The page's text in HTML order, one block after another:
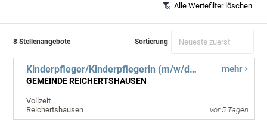
Alle Wertefilter löschen
8 Stellenangebote Sortierung
Kinderpfleger/Kinderpflegerin (m/w/d) für den Kindergarten "Schatzinsel"
GEMEINDE REICHERTSHAUSEN
Vollzeit
Reichertshausen
mehr
vor 5 Tagen